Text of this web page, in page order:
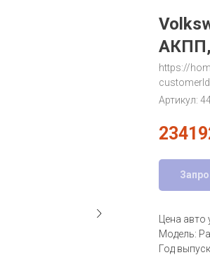
АКПП,
https://
Артикул:
Цена
Модель:
Год